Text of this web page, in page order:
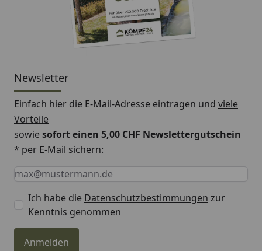
Newsletter
Einfach hier die E-Mail-Adresse eintragen und viele
Vorteile
sowiesofort einen 5,00 CHF Newslettergutschein
* per E-Mail sichern:
Keine Eingabe erforderlich
Eingabe erforderlich
E-Mail *
Ich habe die Datenschutzbestimmungen zur
Kenntnis genommen
Anmelden